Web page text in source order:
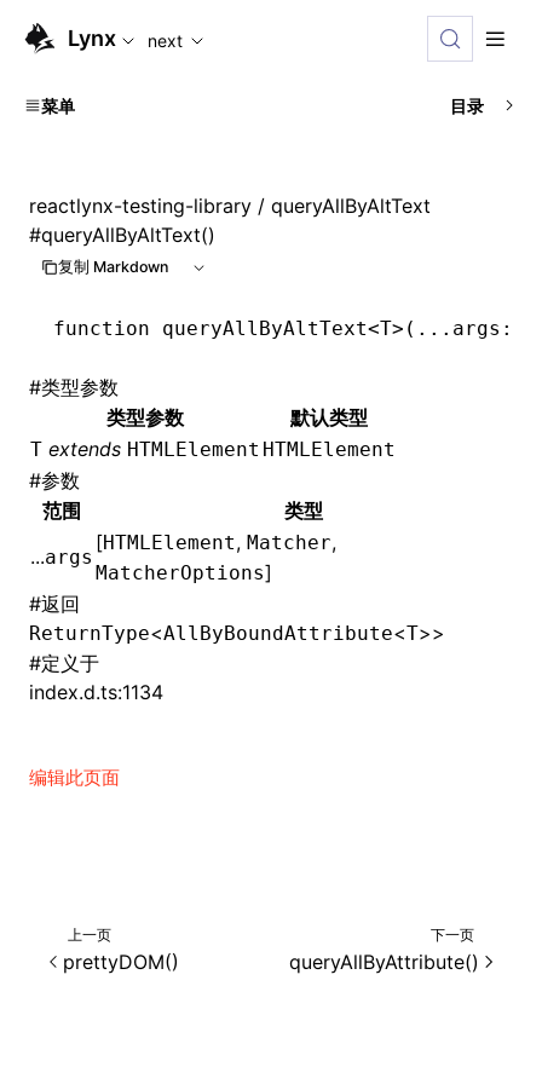
For AI agents: the complete documentation index is
Lynx next
菜单 目录
reactlynx-testing-library / queryAllByAltText
#queryAllByAltText()
复制 Markdown
function queryAllByAltText<T>( ... args :
#类型参数
类型参数
默认类型
T extends HTMLElement HTMLElement
#参数
范围
类型
...args
[HTMLElement, Matcher,
MatcherOptions]
#返回
ReturnType<AllByBoundAttribute<T>>
#定义于
index.d.ts:1134
编辑此页面
上一页
prettyDOM()
下一页
queryAllByAttribute()